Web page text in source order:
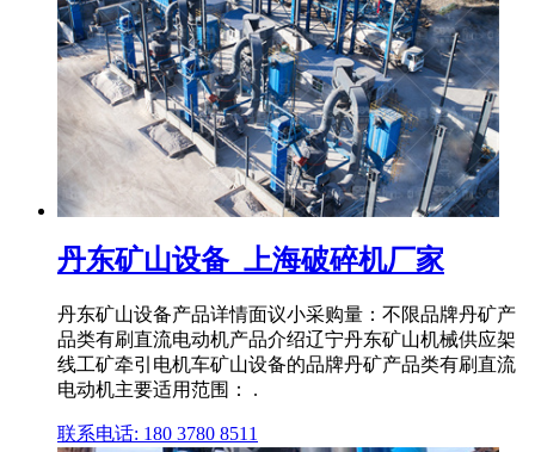
丹东矿山设备_上海破碎机厂家
丹东矿山设备产品详情面议小采购量：不限品牌丹矿产
品类有刷直流电动机产品介绍辽宁丹东矿山机械供应架
线工矿牵引电机车矿山设备的品牌丹矿产品类有刷直流
电动机主要适用范围： .
联系电话: 180 3780 8511